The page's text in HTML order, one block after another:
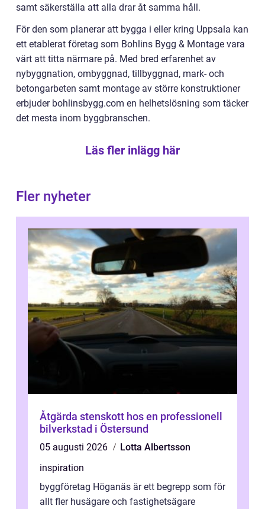
samt säkerställa att alla drar åt samma håll.
För den som planerar att bygga i eller kring Uppsala kan
ett etablerat företag som Bohlins Bygg & Montage vara
värt att titta närmare på. Med bred erfarenhet av
nybyggnation, ombyggnad, tillbyggnad, mark- och
betongarbeten samt montage av större konstruktioner
erbjuder bohlinsbygg.com en helhetslösning som täcker
det mesta inom byggbranschen.
Läs fler inlägg här
Fler nyheter
Åtgärda stenskott hos en professionell
bilverkstad i Östersund
05 augusti 2026
Lotta Albertsson
inspiration
byggföretag Höganäs är ett begrepp som för
allt fler husägare och fastighetsägare